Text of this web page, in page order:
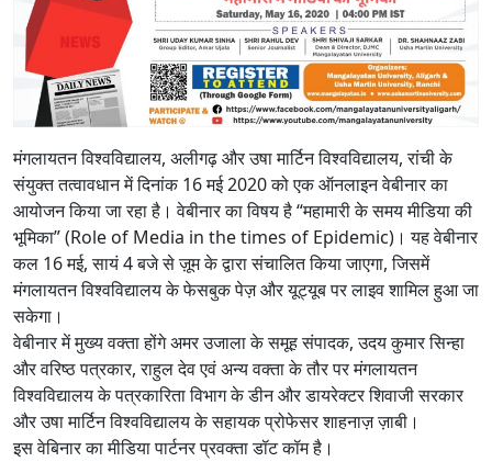
मंगलायतन विश्वविद्यालय, अलीगढ़ और उषा मार्टिन विश्वविद्यालय, रांची के
संयुक्त तत्वावधान में दिनांक 16 मई 2020 को एक ऑनलाइन वेबीनार का
आयोजन किया जा रहा है। वेबीनार का विषय है “महामारी के समय मीडिया की
भूमिका” (Role of Media in the times of Epidemic)। यह वेबीनार
कल 16 मई, सायं 4 बजे से ज़ूम के द्वारा संचालित किया जाएगा, जिसमें
मंगलायतन विश्वविद्यालय के फेसबुक पेज़ और यूट्यूब पर लाइव शामिल हुआ जा
सकेगा।
वेबीनार में मुख्य वक्ता होंगे अमर उजाला के समूह संपादक, उदय कुमार सिन्हा
और वरिष्ठ पत्रकार, राहुल देव एवं अन्य वक्ता के तौर पर मंगलायतन
विश्वविद्यालय के पत्रकारिता विभाग के डीन और डायरेक्टर शिवाजी सरकार
और उषा मार्टिन विश्वविद्यालय के सहायक प्रोफेसर शाहनाज़ ज़ाबी।
इस वेबिनार का मीडिया पार्टनर प्रवक्ता डॉट कॉम है।